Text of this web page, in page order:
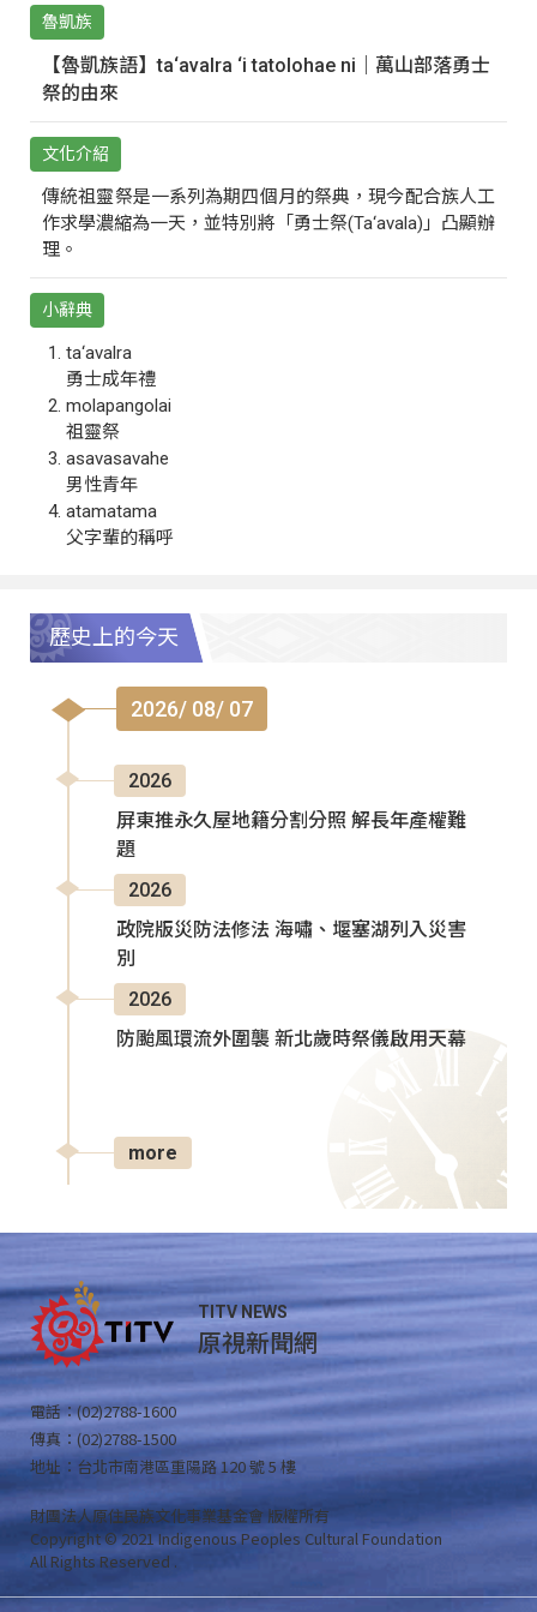
魯凱族
【魯凱族語】ta‘avalra ‘i tatolohae ni｜萬山部落勇士
祭的由來
文化介紹
傳統祖靈祭是一系列為期四個月的祭典，現今配合族人工
作求學濃縮為一天，並特別將「勇士祭(Ta‘avala)」凸顯辦
理。
小辭典
ta‘avalra
勇士成年禮
molapangolai
祖靈祭
asavasavahe
男性青年
atamatama
父字輩的稱呼
歷史上的今天
2026/ 08/ 07
2026
屏東推永久屋地籍分割分照 解長年產權難
題
2026
政院版災防法修法 海嘯、堰塞湖列入災害
別
2026
防颱風環流外圍襲 新北歲時祭儀啟用天幕
more
TITV NEWS
原視新聞網
電話：(02)2788-1600
傳真：(02)2788-1500
地址：台北市南港區重陽路 120 號 5 樓
財團法人原住民族文化事業基金會 版權所有
Copyright © 2021 Indigenous Peoples Cultural Foundation
All Rights Reserved .